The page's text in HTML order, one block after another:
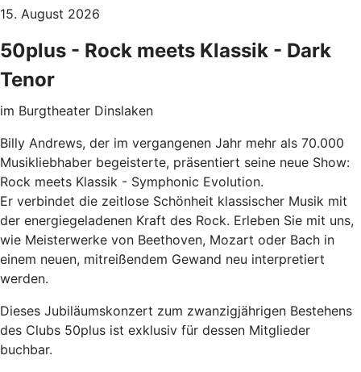
15. August 2026
50plus - Rock meets Klassik - Dark
Tenor
im Burgtheater Dinslaken
Billy Andrews, der im vergangenen Jahr mehr als 70.000
Musikliebhaber begeisterte, präsentiert seine neue Show:
Rock meets Klassik - Symphonic Evolution.
Er verbindet die zeitlose Schönheit klassischer Musik mit
der energiegeladenen Kraft des Rock. Erleben Sie mit uns,
wie Meisterwerke von Beethoven, Mozart oder Bach in
einem neuen, mitreißendem Gewand neu interpretiert
werden.
Dieses Jubiläumskonzert zum zwanzigjährigen Bestehens
des Clubs 50plus ist exklusiv für dessen Mitglieder
buchbar.